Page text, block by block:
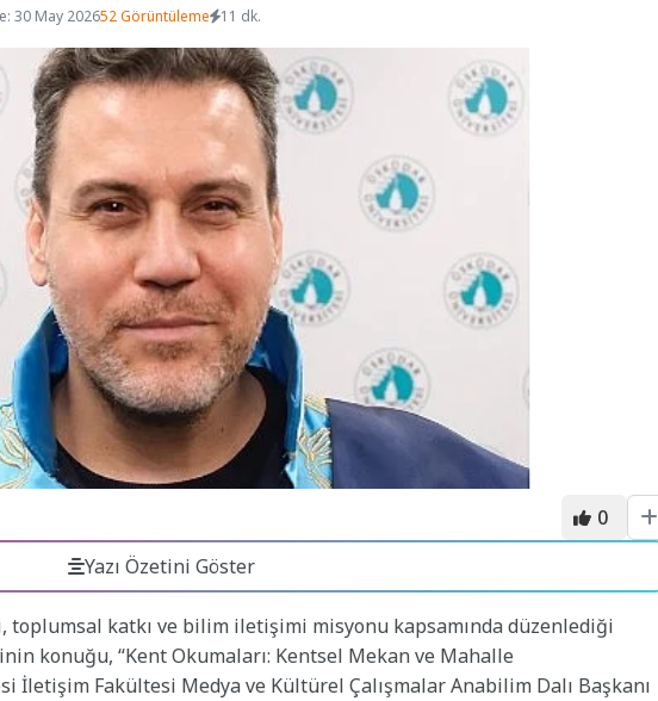
30 May 202652 Görüntüleme 11 dk.
0
Yazı Özetini Göster
katkı ve bilim iletişimi misyonu kapsamında düzenlediği
konuğu, “Kent Okumaları: Kentsel Mekan ve Mahalle
İletişim Fakültesi Medya ve Kültürel Çalışmalar Anabilim Dalı Başkanı